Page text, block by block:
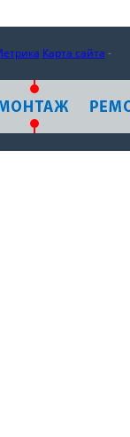
Карта сайта -